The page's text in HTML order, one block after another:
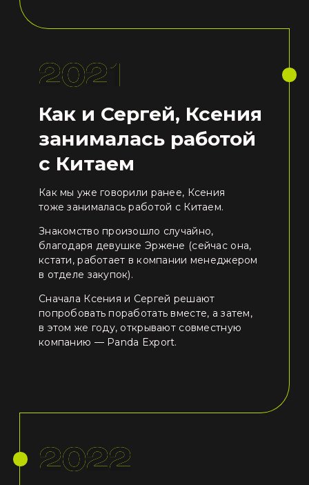
2021
Как и Сергей, Ксения
занималась работой
с Китаем
Как мы уже говорили ранее, Ксения
тоже занималась работой с Китаем.
Знакомство произошло случайно,
благодаря девушке Эржене (сейчас она,
кстати, работает в компании менеджером
в отделе закупок).
Сначала Ксения и Сергей решают
попробовать поработать вместе, а затем,
в этом же году, открывают совместную
компанию — Panda Export.
2022